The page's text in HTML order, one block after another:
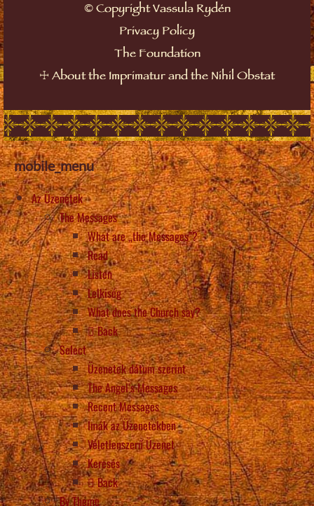
©Copyright Vassula Rydén
Privacy Policy
The Foundation
☩ About the Imprimatur and the Nihil Obstat
mobile_menu
Az Üzenetek
The Messages
What are „the Messages”?
Read
Listen
Lelkiség
What does the Church say?
Back
Select
Üzenetek dátum szerint
The Angel’s Messages
Recent Messages
Imák az Üzenetekben
Véletlenszerű Üzenet
Keresés
Back
By Theme